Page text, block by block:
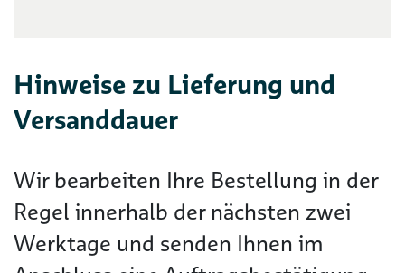
Hinweise zu Lieferung und
Versanddauer
Wir bearbeiten Ihre Bestellung in der
Regel innerhalb der nächsten zwei
Werktage und senden Ihnen im